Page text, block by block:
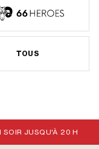
TOUS
SOIR JUSQU'À 20 H